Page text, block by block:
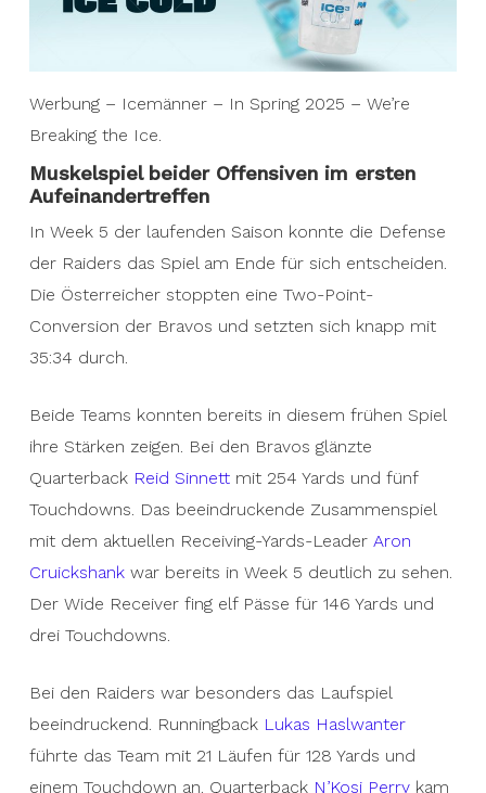
Werbung – Icemänner – In Spring 2025 – We’re
Breaking the Ice.
Muskelspiel beider Offensiven im ersten
Aufeinandertreffen
In Week 5 der laufenden Saison konnte die Defense
der Raiders das Spiel am Ende für sich entscheiden.
Die Österreicher stoppten eine Two-Point-
Conversion der Bravos und setzten sich knapp mit
35:34 durch.
Beide Teams konnten bereits in diesem frühen Spiel
ihre Stärken zeigen. Bei den Bravos glänzte
Quarterback Reid Sinnettmit 254 Yards und fünf
Touchdowns. Das beeindruckende Zusammenspiel
mit dem aktuellen Receiving-Yards-Leader Aron
Cruickshankwar bereits in Week 5 deutlich zu sehen.
Der Wide Receiver fing elf Pässe für 146 Yards und
drei Touchdowns.
Bei den Raiders war besonders das Laufspiel
beeindruckend. Runningback Lukas Haslwanter
führte das Team mit 21 Läufen für 128 Yards und
einem Touchdown an. Quarterback N’Kosi Perrykam